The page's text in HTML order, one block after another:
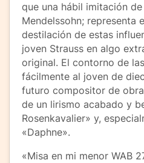
que una hábil imitación
Mendelssohn; representa
destilación de estas
joven Strauss en algo
original. El contorno de
fácilmente al joven de
futuro compositor de
de un lirismo acabado y
Rosenkavalier» y,
«Daphne».
«Misa en mi menor WAB